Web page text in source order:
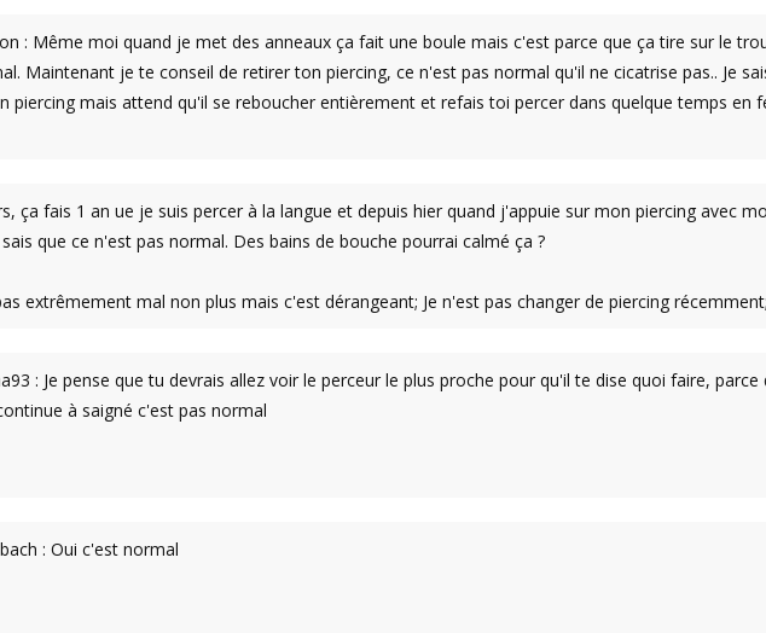
: Même moi quand je met des anneaux ça fait une boule mais c'est parce que ça tire sur le
Maintenant je te conseil de retirer ton piercing, ce n'est pas normal qu'il ne cicatrise pas.. Je
piercing mais attend qu'il se reboucher entièrement et refais toi percer dans quelque temps en
ça fais 1 an ue je suis percer à la langue et depuis hier quand j'appuie sur mon piercing avec
que ce n'est pas normal. Des bains de bouche pourrai calmé ça ?
extrêmement mal non plus mais c'est dérangeant; Je n'est pas changer de piercing
: Je pense que tu devrais allez voir le perceur le plus proche pour qu'il te dise quoi faire,
à saigné c'est pas normal
: Oui c'est normal